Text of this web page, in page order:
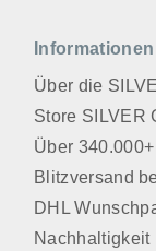
Informationen
Über die
Store SILVER
Über
Blitzversand
DHL
Nachhaltigkeit